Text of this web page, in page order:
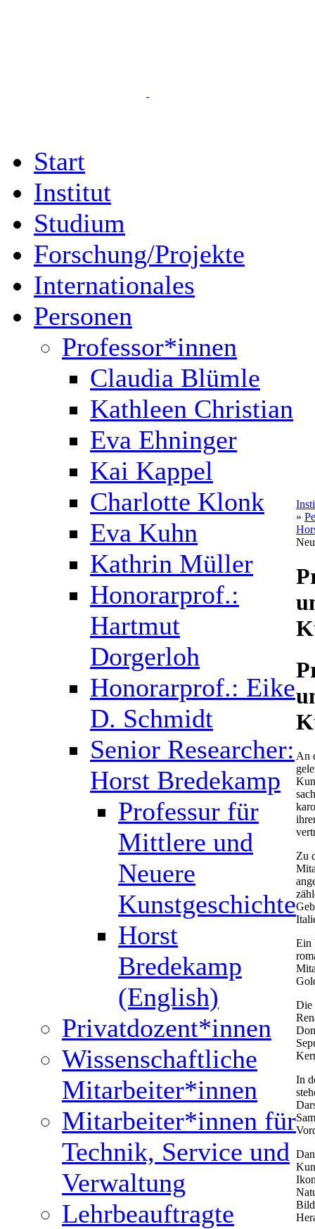
Start
Institut
Studium
Forschung/Projekte
Internationales
Personen
Professor*innen
Claudia Blümle
Kathleen Christian
Eva Ehninger
Kai Kappel
Charlotte Klonk
Eva Kuhn
Kathrin Müller
Honorarprof.:
Hartmut
Dorgerloh
Honorarprof.: Eike
D. Schmidt
Senior Researcher:
Horst Bredekamp
Professur für
Mittlere und
Neuere
Kunstgeschichte
Horst
Bredekamp
(English)
Privatdozent*innen
Wissenschaftliche
Mitarbeiter*innen
Mitarbeiter*innen für
Technik, Service und
Verwaltung
Lehrbeauftragte
»
An
Zu
Ein
Die
In